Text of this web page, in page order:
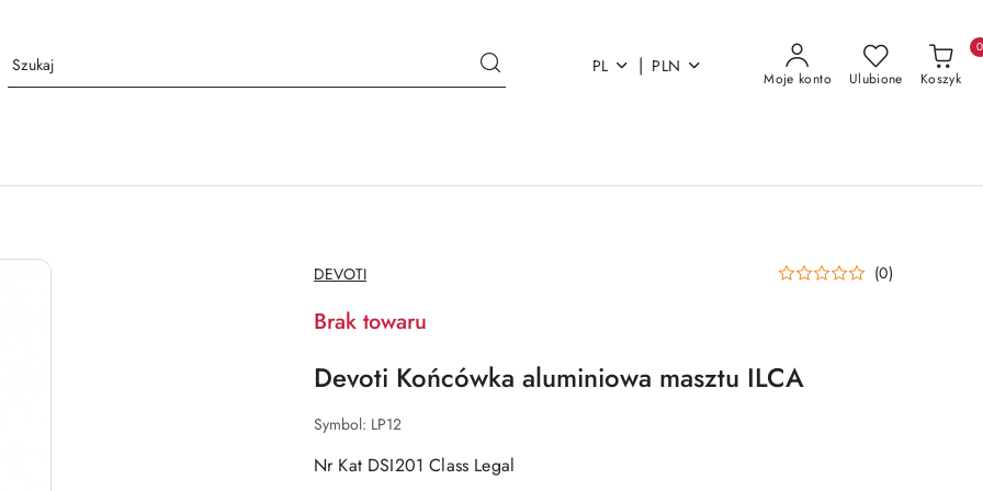
PL | PLN
Moje konto Ulubione Koszyk
0
NAZWA
PRODUCENTA:
DEVOTI (0)
Brak towaru
Devoti Końcówka aluminiowa masztu ILCA
Symbol: LP12
Nr Kat DSI201 Class Legal